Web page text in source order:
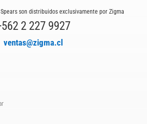
son distribuidos exclusivamente por Zigma
2 227 9927
ventas@zigma.cl